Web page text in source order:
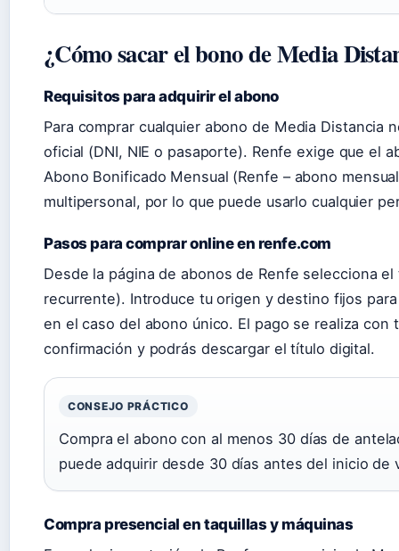
¿Cómo sacar el bono de Media
Requisitos para adquirir el abono
Para comprar cualquier abono de Media Distancia
oficial (DNI, NIE o pasaporte). Renfe exige que el
Abono Bonificado Mensual (Renfe – abono
multipersonal, por lo que puede usarlo cualquier
Pasos para comprar online en renfe.com
Desde la página de abonos de Renfe selecciona
recurrente). Introduce tu origen y destino fijos
en el caso del abono único. El pago se realiza con
confirmación y podrás descargar el título digital.
CONSEJO PRÁCTICO
Compra el abono con al menos 30 días de
puede adquirir desde 30 días antes del inicio de
Compra presencial en taquillas y máquinas